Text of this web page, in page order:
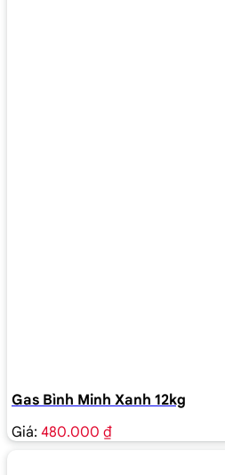
Gas Bình Minh Xanh 12kg
Giá: 480.000 ₫